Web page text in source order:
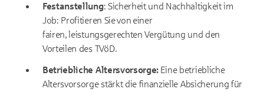
Festanstellung: Sicherheit und Nachhaltigkeit im
Job: Profitieren Sie von einer
fairen, leistungsgerechten Vergütung und den
Vorteilen des TVöD.
Betriebliche Altersvorsorge: Eine betriebliche
Altersvorsorge stärkt die finanzielle Absicherung für